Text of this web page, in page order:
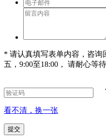
* 请认真填写表单内容，咨询
五，9:00至18:00， 请耐心等
看不清，换一张